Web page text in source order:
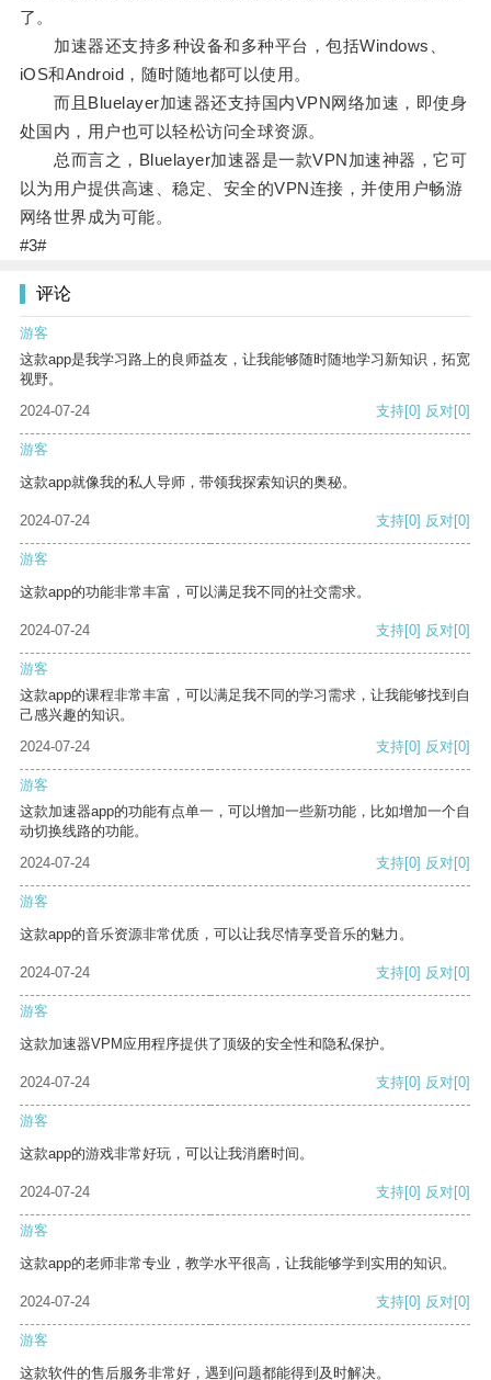
了。
加速器还支持多种设备和多种平台，包括Windows、
iOS和Android，随时随地都可以使用。
而且Bluelayer加速器还支持国内VPN网络加速，即使身
处国内，用户也可以轻松访问全球资源。
总而言之，Bluelayer加速器是一款VPN加速神器，它可
以为用户提供高速、稳定、安全的VPN连接，并使用户畅游
网络世界成为可能。
#3#
评论
游客
这款app是我学习路上的良师益友，让我能够随时随地学习新知识，拓宽
视野。
2024-07-24
支持[0] 反对[0]
游客
这款app就像我的私人导师，带领我探索知识的奥秘。
2024-07-24 支持[0] 反对[0]
游客
这款app的功能非常丰富，可以满足我不同的社交需求。
2024-07-24 支持[0] 反对[0]
游客
这款app的课程非常丰富，可以满足我不同的学习需求，让我能够找到自
己感兴趣的知识。
2024-07-24
支持[0] 反对[0]
游客
这款加速器app的功能有点单一，可以增加一些新功能，比如增加一个自
动切换线路的功能。
2024-07-24
支持[0] 反对[0]
游客
这款app的音乐资源非常优质，可以让我尽情享受音乐的魅力。
2024-07-24 支持[0] 反对[0]
游客
这款加速器VPM应用程序提供了顶级的安全性和隐私保护。
2024-07-24 支持[0] 反对[0]
游客
这款app的游戏非常好玩，可以让我消磨时间。
2024-07-24 支持[0] 反对[0]
游客
这款app的老师非常专业，教学水平很高，让我能够学到实用的知识。
2024-07-24 支持[0] 反对[0]
游客
这款软件的售后服务非常好，遇到问题都能得到及时解决。